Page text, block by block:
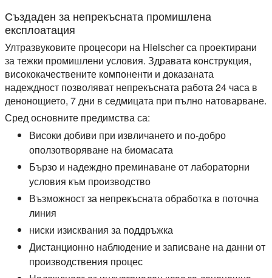
Създаден за непрекъсната промишлена
експлоатация
Ултразвуковите процесори на Hielscher са проектирани
за тежки промишлени условия. Здравата конструкция,
висококачествените компоненти и доказаната
надеждност позволяват непрекъсната работа 24 часа в
денонощието, 7 дни в седмицата при пълно натоварване.
Сред основните предимства са:
Високи добиви при извличането и по-добро
оползотворяване на биомасата
Бързо и надеждно преминаване от лабораторни
условия към производство
Възможност за непрекъсната обработка в поточна
линия
ниски изисквания за поддръжка
Дистанционно наблюдение и записване на данни от
производствения процес